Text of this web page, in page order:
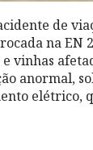
de
na EN
vinhas
anormal,
elétrico,